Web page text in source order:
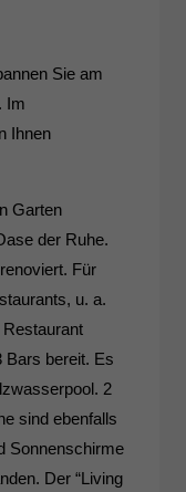
Sie am
Im
Ihnen
Garten
der Ruhe.
Für
u. a.
Bars bereit. Es
2
sind ebenfalls
Sonnenschirme
Der “Living